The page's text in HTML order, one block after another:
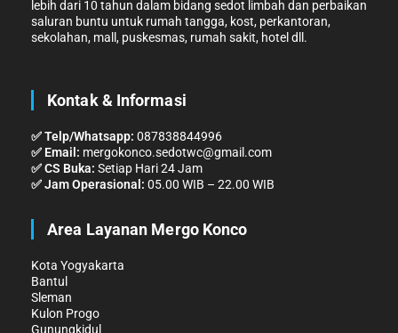
lebih dari 10 tahun dalam bidang sedot limbah dan perbaikan
saluran buntu untuk rumah tangga, kost, perkantoran,
sekolahan, mall, puskesmas, rumah sakit, hotel dll.
Kontak & Informasi
✅ Telp/Whatsapp: 087838844996
✅ Email: mergokonco.sedotwc@gmail.com
✅ CS Buka: Setiap Hari 24 Jam
✅ Jam Operasional: 05.00 WIB – 22.00 WIB
Area Layanan Mergo Konco
Kota Yogyakarta
Bantul
Sleman
Kulon Progo
Gunungkidul